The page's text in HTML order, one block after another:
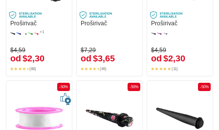
Proširivač
+1
$4,59
od $2,30
(88)
Proširivač
$7,29
od $3,65
(46)
Proširivač
$4,59
od $2,30
(11)
-50% -50% -50%